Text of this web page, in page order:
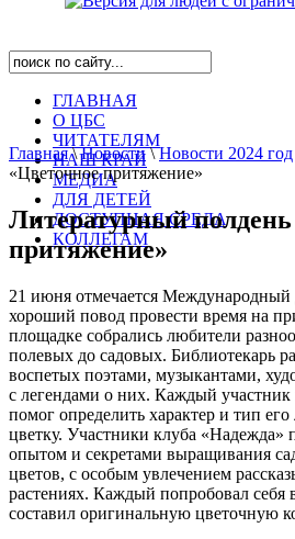
ГЛАВНАЯ
О ЦБС
ЧИТАТЕЛЯМ
НАШ КРАЙ
МЕДИА
ДЛЯ ДЕТЕЙ
ДОСТУПНАЯ СРЕДА
КОЛЛЕГАМ
Главная\Новости\Новости 2024 год
«Цветочное притяжение»
Литературный
притяжение»
21 июня отмечается Международный
хороший повод провести время на
площадке собрались любители
полевых до садовых. Библиотекарь
воспетых поэтами, музыкантами,
с легендами о них. Каждый участник
помог определить характер и тип
цветку. Участники клуба «Надежда»
опытом и секретами выращивания
цветов, с особым увлечением
растениях. Каждый попробовал себя
составил оригинальную цветочную